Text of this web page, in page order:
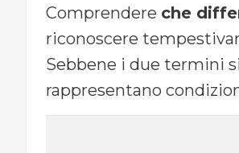
Comprendere che
riconoscere
Sebbene i due termini
rappresentano